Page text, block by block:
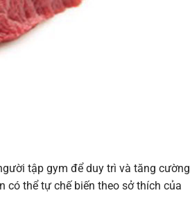
tập gym để duy trì và tăng cường
có thể tự chế biến theo sở thích của